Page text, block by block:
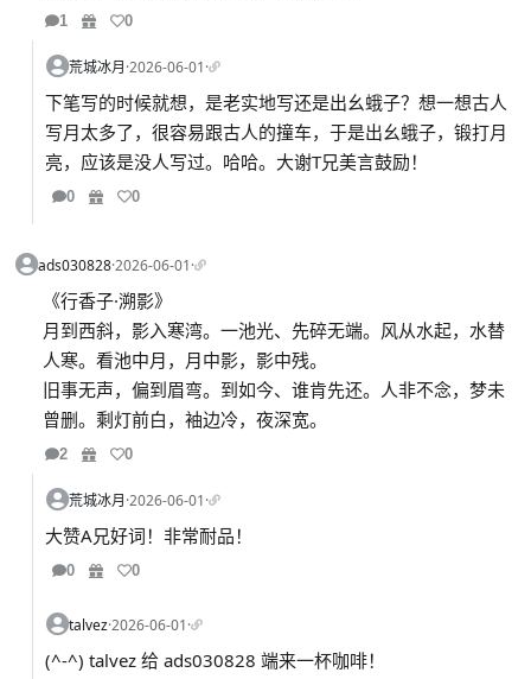
1 0
荒城冰月·2026-06-01·
下笔写的时候就想，是老实地写还是出幺蛾子？想一想古人
写月太多了，很容易跟古人的撞车，于是出幺蛾子，锻打月
亮，应该是没人写过。哈哈。大谢T兄美言鼓励！
0 0
ads030828·2026-06-01·
《行香子·溯影》
月到西斜，影入寒湾。一池光、先碎无端。风从水起，水替
人寒。看池中月，月中影，影中残。
旧事无声，偏到眉弯。到如今、谁肯先还。人非不念，梦未
曾删。剩灯前白，袖边冷，夜深宽。
2 0
荒城冰月·2026-06-01·
大赞A兄好词！非常耐品！
0 0
talvez·2026-06-01·
(^-^) talvez 给 ads030828 端来一杯咖啡！